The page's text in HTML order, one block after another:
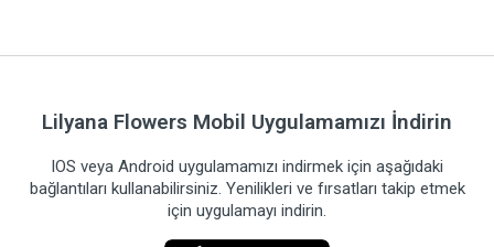
Lilyana Flowers Mobil Uygulamamızı İndirin
IOS veya Android uygulamamızı indirmek için aşağıdaki
bağlantıları kullanabilirsiniz. Yenilikleri ve fırsatları takip etmek
için uygulamayı indirin.